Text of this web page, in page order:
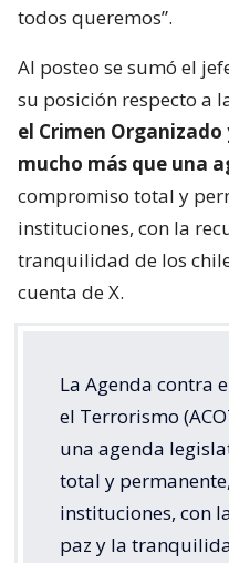
todos queremos”.
Al posteo se sumó el
su posición respecto a
el Crimen Organizado
mucho más que una
compromiso total y
instituciones, con la
tranquilidad de los
cuenta de X.
La Agenda contra
el Terrorismo
una agenda
total y
instituciones, con
paz y la